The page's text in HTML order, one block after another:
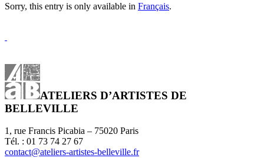
Sorry, this entry is only available in Français.
ATELIERS D’ARTISTES DE
BELLEVILLE
1, rue Francis Picabia – 75020 Paris
Tél. : 01 73 74 27 67
contact@ateliers-artistes-belleville.fr